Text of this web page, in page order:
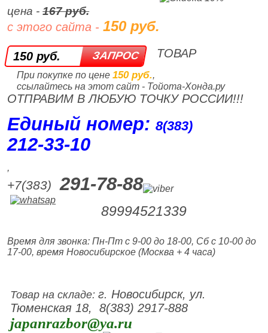
цена -167 руб.
с этого сайта -150 руб.
150 руб.
При покупке по цене 150 руб.,
ссылайтесь на этот сайт - Тойота-Хонда.ру
ТОВАР
ОТПРАВИМ В ЛЮБУЮ ТОЧКУ РОССИИ!!!
Единый номер:8(383)
212‑33‑10
,
+7(383) 291-78-88
89994521339
Время для звонка: Пн-Пт с 9-00 до 18-00, Сб с 10-00 до
17-00, время Новосибирское (Москва + 4 часа)
Товар на складе:г. Новосибирск, ул.
Тюменская 18, 8(383) 2917-888
japanrazbor@ya.ru